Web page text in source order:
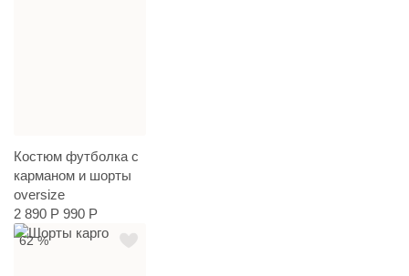
Костюм футболка с
карманом и шорты
oversize
2 890 Р 990 Р
62 %